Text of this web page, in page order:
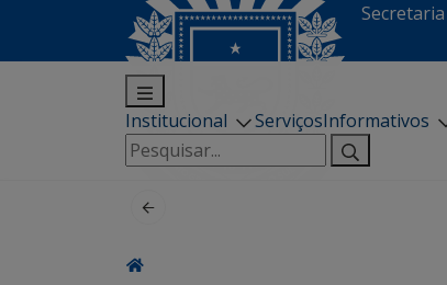
Institucional ServiçosInformativos
Pesquisar
por: